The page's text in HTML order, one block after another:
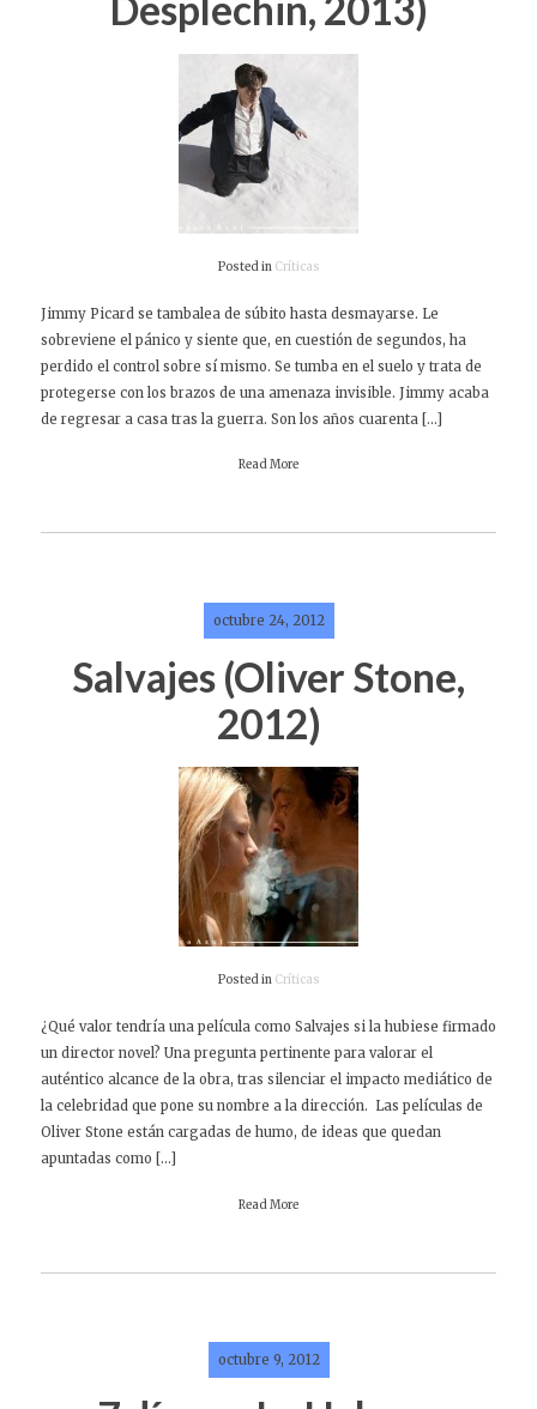
Desplechin, 2013)
Posted in Críticas
Jimmy Picard se tambalea de súbito hasta desmayarse. Le
sobreviene el pánico y siente que, en cuestión de segundos, ha
perdido el control sobre sí mismo. Se tumba en el suelo y trata de
protegerse con los brazos de una amenaza invisible. Jimmy acaba
de regresar a casa tras la guerra. Son los años cuarenta […]
Read More
octubre 24, 2012
Salvajes (Oliver Stone,
2012)
Posted in Críticas
¿Qué valor tendría una película como Salvajes si la hubiese firmado
un director novel? Una pregunta pertinente para valorar el
auténtico alcance de la obra, tras silenciar el impacto mediático de
la celebridad que pone su nombre a la dirección. Las películas de
Oliver Stone están cargadas de humo, de ideas que quedan
apuntadas como […]
Read More
octubre 9, 2012